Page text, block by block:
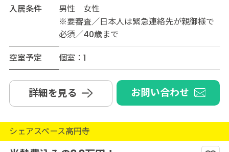
入居条件
男性 女性
※要審査／日本人は緊急連絡先が親御様で
必須／40歳まで
空室予定
個室：1
詳細を見る お問い合わせ
シェアスペース高円寺